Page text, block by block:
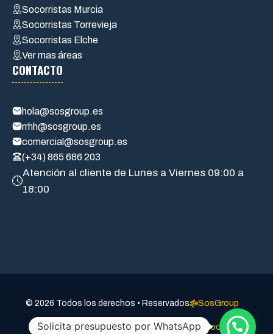
Socorristas Murcia
Socorristas Torrevieja
Socorristas Elche
Ver mas áreas
CONTACTO
hola@sosgroup.es
rrhh@sosgroup.es
comercial@sosgroup.es
(+34) 865 686 203
Atención al cliente de Lunes a Viernes 09:00 a
18:00
© 2026 Todos los derechos • Reservados SosGroup
Aviso legalPolitica de privacidadPolítica de cookies
Solicita presupuesto por WhatsApp